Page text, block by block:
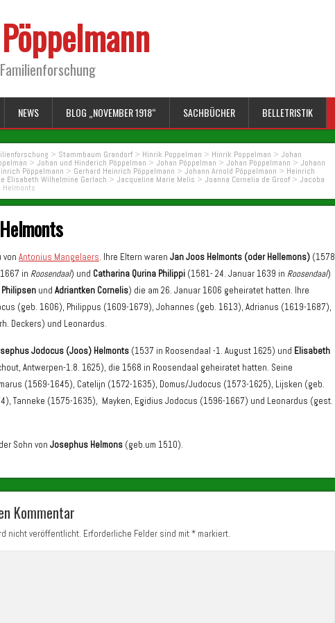
NEWS BLOG „NOVEMBER 1918“ SACHBÜCHER BELLETRISTIK
> Stammbaum Grandorf> Hinrik Poppelman > Hinrik Poppelman > Johan
> Johan und Hinderich Pöppelman > Johan Pöppelman > Johan Pöppelmann > Johann
Pöppelmann > Gerhard Heinrich Pöppelmann > Johann Arnold Pöppelmann > Heinrich
Elisabeth Wilhelmine Gerlach > Jacqueline Marie Melis > Joanna Cornelia de Groof> Jacoba
Helmonts
von Antonius Mangelaers. Ihre Eltern waren Jan Joos Helmonts (oder Hellemons) (1578
in Roosendaal) und Catharina Qurina Philippi (1581- 24. Januar 1639 in Roosendaal)
und Adriantken Cornelis) die am 26. Januar 1606 geheiratet hatten. Ihre
(geb. 1606), Philippus (1609-1679), Johannes (geb. 1613), Adrianus (1619-1687),
Deckers) und Leonardus.
Jodocus (Joos) Helmonts (1537 in Roosendaal -1. August 1625) und Elisabeth
Antwerpen-1.8. 1625), die 1568 in Roosendaal geheiratet hatten. Seine
(1569-1645), Catelijn (1572-1635), Domus/Judocus (1573-1625), Lijsken (geb.
Tanneke (1575-1635), Mayken, Egidius Jodocus (1596-1667) und Leonardus (gest.
Sohn von Josephus Helmons (geb.um 1510).
Kommentar
nicht veröffentlicht. Erforderliche Felder sind mit * markiert.